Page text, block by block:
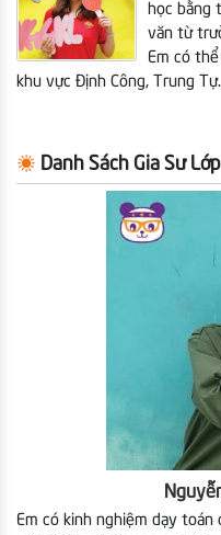
học bằng
văn từ
Em có
khu vực Định Công, Trung Tự.
Danh Sách Gia Sư Lớp
Em có kinh nghiệm dạy toán